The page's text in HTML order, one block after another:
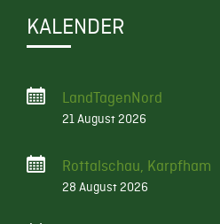
KALENDER
LandTagenNord
21 August 2026
Rottalschau, Karpfham
28 August 2026